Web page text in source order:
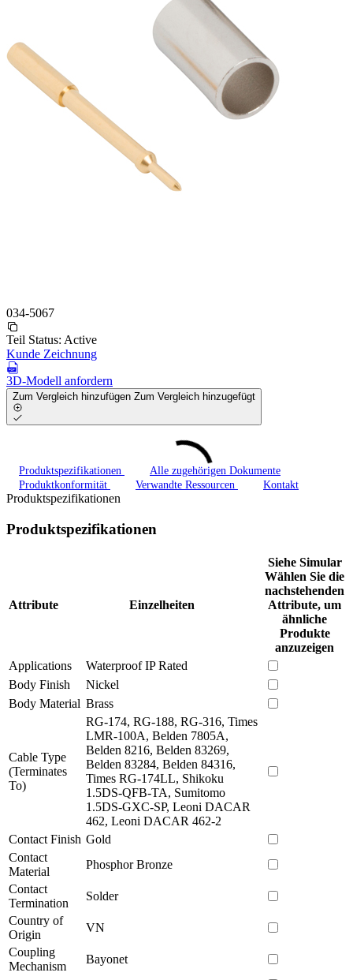
034-5067
Teil Status: Active
Kunde Zeichnung
3D-Modell anfordern
Zum Vergleich hinzufügen Zum Vergleich hinzugefügt
Produktspezifikationen
Alle zugehörigen Dokumente
Produktkonformität
Verwandte Ressourcen Kontakt
Produktspezifikationen
Produktspezifikationen
Attribute Einzelheiten
Siehe Simular
Wählen Sie die
nachstehenden
Attribute, um
ähnliche
Produkte
anzuzeigen
Applications
Waterproof IP Rated
Body Finish
Nickel
Body Material Brass
Cable Type
(Terminates
To)
RG-174, RG-188, RG-316, Times
LMR-100A, Belden 7805A,
Belden 8216, Belden 83269,
Belden 83284, Belden 84316,
Times RG-174LL, Shikoku
1.5DS-QFB-TA, Sumitomo
1.5DS-GXC-SP, Leoni DACAR
462, Leoni DACAR 462-2
Contact Finish Gold
Contact
Material
Phosphor Bronze
Contact
Termination
Solder
Country of
Origin
VN
Coupling
Mechanism
Bayonet